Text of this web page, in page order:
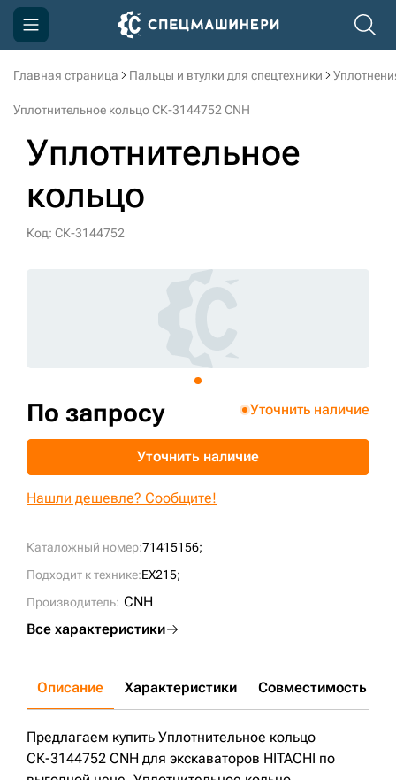
Главная страница Пальцы и втулки для спецтехники
Уплотнительное кольцо СК-3144752 CNH
Уплотнительное
кольцо
Код: СК-3144752
Каталожный номер:71415156;
Подходит к технике:EX215;
Производитель: CNH
Все характеристики
По запросу Уточнить наличие
Уточнить наличие
Нашли дешевле? Сообщите!
Описание Характеристики Совместимость
Предлагаем купить Уплотнительное кольцо
СК-3144752 CNH для экскаваторов HITACHI по
Компания
Доставка и оплата
Информация
Контакты
+7 (499) 394-50-93